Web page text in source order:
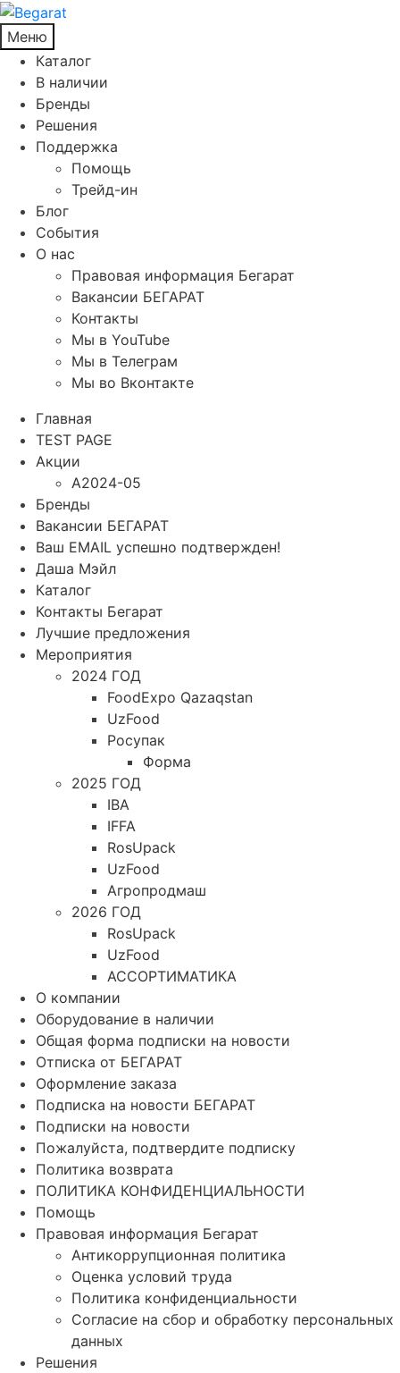
Меню
Каталог
В наличии
Бренды
Решения
Поддержка
Помощь
Трейд-ин
Блог
События
О нас
Правовая информация Бегарат
Вакансии БЕГАРАТ
Контакты
Мы в YouTube
Мы в Телеграм
Мы во Вконтакте
Главная
TEST PAGE
Акции
A2024-05
Бренды
Вакансии БЕГАРАТ
Ваш EMAIL успешно подтвержден!
Даша Мэйл
Каталог
Контакты Бегарат
Лучшие предложения
Мероприятия
2024 ГОД
FoodExpo Qazaqstan
UzFood
Росупак
Форма
2025 ГОД
IBA
IFFA
RosUpack
UzFood
Агропродмаш
2026 ГОД
RosUpack
UzFood
АССОРТИМАТИКА
О компании
Оборудование в наличии
Общая форма подписки на новости
Отписка от БЕГАРАТ
Оформление заказа
Подписка на новости БЕГАРАТ
Подписки на новости
Пожалуйста, подтвердите подписку
Политика возврата
ПОЛИТИКА КОНФИДЕНЦИАЛЬНОСТИ
Помощь
Правовая информация Бегарат
Антикоррупционная политика
Оценка условий труда
Политика конфиденциальности
Согласие на сбор и обработку персональных
данных
Решения